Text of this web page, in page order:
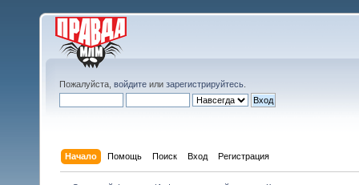
Пожалуйста, войдите или зарегистрируйтесь
Начало Помощь Поиск Вход Регистрация